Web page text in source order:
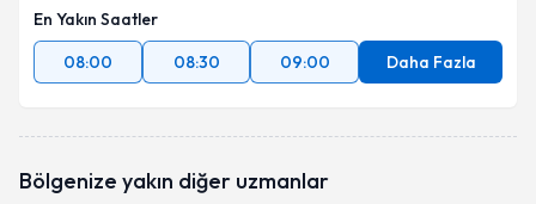
En Yakın Saatler
08:00
08:30 09:00 Daha Fazla
Bölgenize yakın diğer uzmanlar